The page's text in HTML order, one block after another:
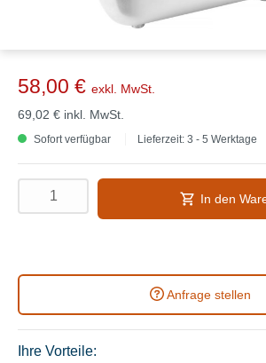
58,00 € exkl. MwSt.
69,02 € inkl. MwSt.
Sofort verfügbar Lieferzeit: 3 - 5 Werktage
In den
Anfrage stellen
Ihre Vorteile: